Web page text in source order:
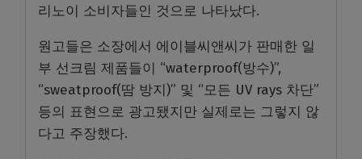
리노이 소비자들인 것으로 나타났다.
원고들은 소장에서 에이블씨앤씨가 판매한 일
부 선크림 제품들이 “waterproof(방수)”,
“sweatproof(땀 방지)” 및 “모든 UV rays 차단”
등의 표현으로 광고됐지만 실제로는 그렇지 않
다고 주장했다.